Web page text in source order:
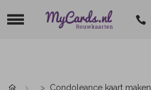
Condoleance kaart maken